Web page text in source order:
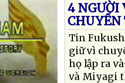
4 NGƯỜI
CHUYỂN
Tin
giữ vì
họ lập ra
và Miyagi